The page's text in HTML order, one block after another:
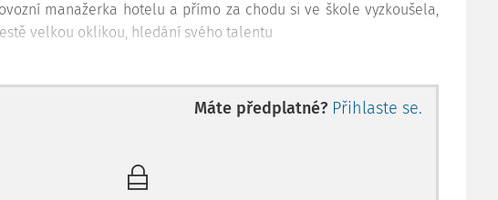
manažerka hotelu a přímo za chodu si ve škole vyzkoušela,
velkou oklikou, hledání svého talentu
Máte předplatné? Přihlaste se.